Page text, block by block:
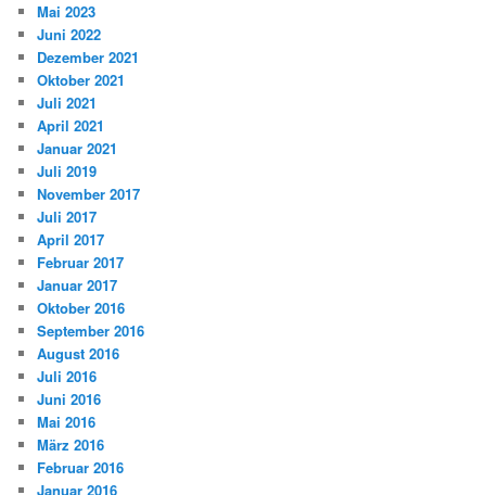
Mai 2023
Juni 2022
Dezember 2021
Oktober 2021
Juli 2021
April 2021
Januar 2021
Juli 2019
November 2017
Juli 2017
April 2017
Februar 2017
Januar 2017
Oktober 2016
September 2016
August 2016
Juli 2016
Juni 2016
Mai 2016
März 2016
Februar 2016
Januar 2016